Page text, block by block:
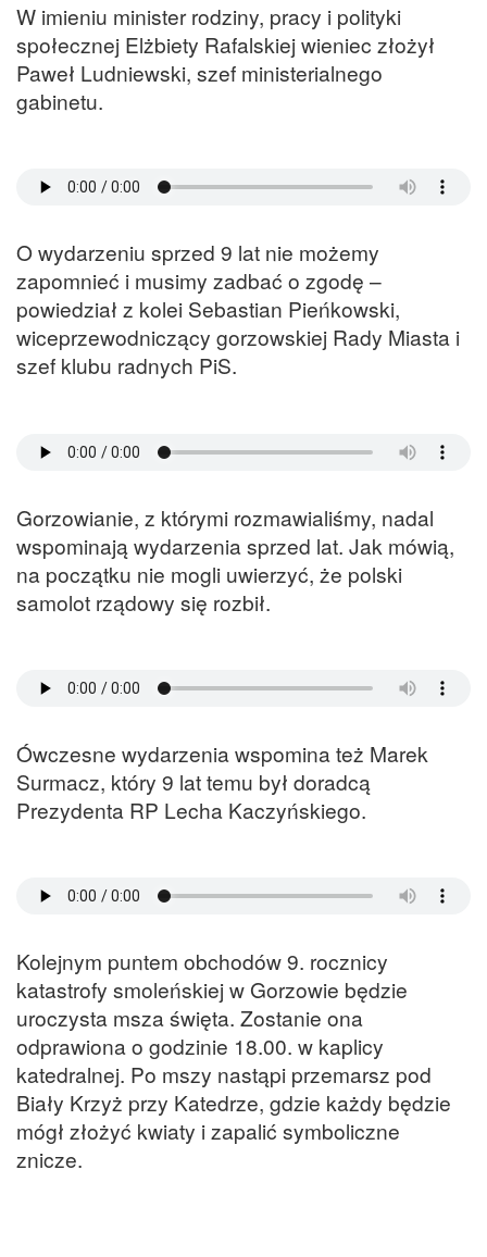
W imieniu minister rodziny, pracy i polityki
społecznej Elżbiety Rafalskiej wieniec złożył
Paweł Ludniewski, szef ministerialnego
gabinetu.
O wydarzeniu sprzed 9 lat nie możemy
zapomnieć i musimy zadbać o zgodę –
powiedział z kolei Sebastian Pieńkowski,
wiceprzewodniczący gorzowskiej Rady Miasta i
szef klubu radnych PiS.
Gorzowianie, z którymi rozmawialiśmy, nadal
wspominają wydarzenia sprzed lat. Jak mówią,
na początku nie mogli uwierzyć, że polski
samolot rządowy się rozbił.
Ówczesne wydarzenia wspomina też Marek
Surmacz, który 9 lat temu był doradcą
Prezydenta RP Lecha Kaczyńskiego.
Kolejnym puntem obchodów 9. rocznicy
katastrofy smoleńskiej w Gorzowie będzie
uroczysta msza święta. Zostanie ona
odprawiona o godzinie 18.00. w kaplicy
katedralnej. Po mszy nastąpi przemarsz pod
Biały Krzyż przy Katedrze, gdzie każdy będzie
mógł złożyć kwiaty i zapalić symboliczne
znicze.